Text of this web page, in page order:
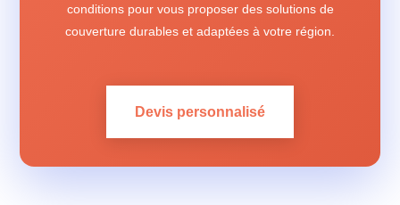
conditions pour vous proposer des solutions de
couverture durables et adaptées à votre région.
Devis personnalisé